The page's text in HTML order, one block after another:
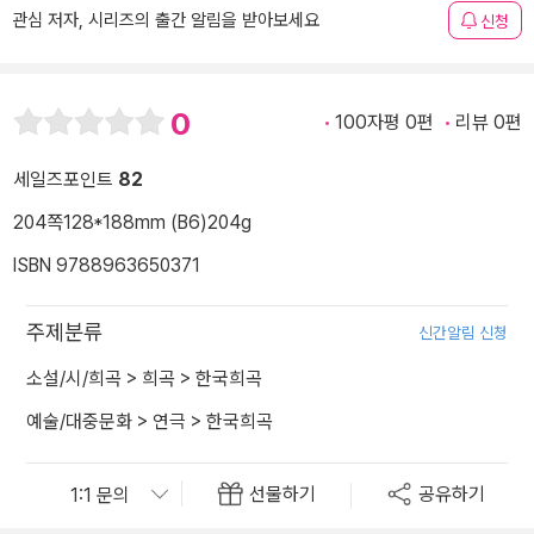
관심 저자, 시리즈의 출간 알림을 받아보세요 신청
0 100자평 0편 리뷰 0편
세일즈포인트 82
204쪽128*188mm (B6)204g
ISBN 9788963650371
주제분류 신간알림 신청
소설/시/희곡 > 희곡 > 한국희곡
예술/대중문화 > 연극 > 한국희곡
선물하기 공유하기